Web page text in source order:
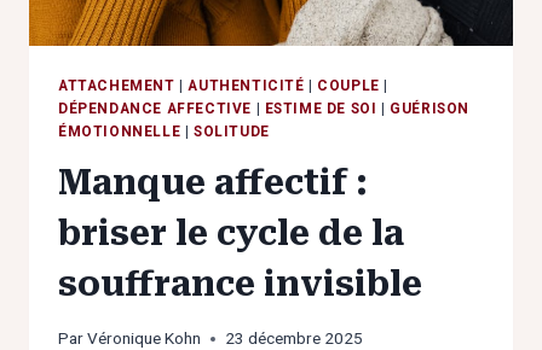
ATTACHEMENT |AUTHENTICITÉ | COUPLE |
DÉPENDANCE AFFECTIVE | ESTIME DE SOI | GUÉRISON
ÉMOTIONNELLE | SOLITUDE
Manque affectif :
briser le cycle de la
souffrance invisible
ParVéronique Kohn 23 décembre 2025